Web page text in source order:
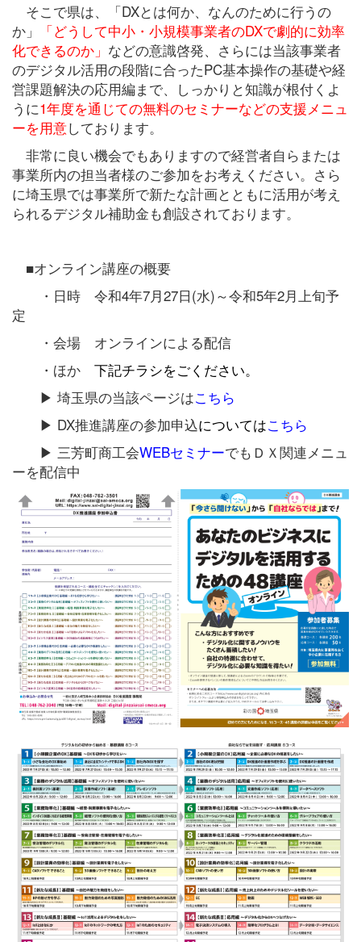
そこで県は、「DXとは何か、なんのために行うの
か」
「どうして中小・小規模事業者のDXで劇的に効率
化できるのか」 などの意識啓発、さらには当該事業者
のデジタル活用の段階に合ったPC基本操作の基礎や経
営課題解決の応用編まで、しっかりと知識が根付くよ
うに1年度を通じての無料のセミナーなどの支援メニュ
ーを用意しております。
非常に良い機会でもありますので経営者自らまたは
事業所内の担当者様のご参加をお考えください。さら
に埼玉県では事業所で新たな計画とともに活用が考え
られるデジタル補助金も創設されております。
■オンライン講座の概要
・日時 令和4年7月27日(水)～令和5年2月上旬予
定
・会場 オンラインによる配信
・ほか 下記チラシをごください。
▶ 埼玉県の当該ページはこちら
▶ DX推進講座の参加申込についてはこちら
▶ 三芳町商工会WEBセミナーでもＤＸ関連メニュ
ーを配信中